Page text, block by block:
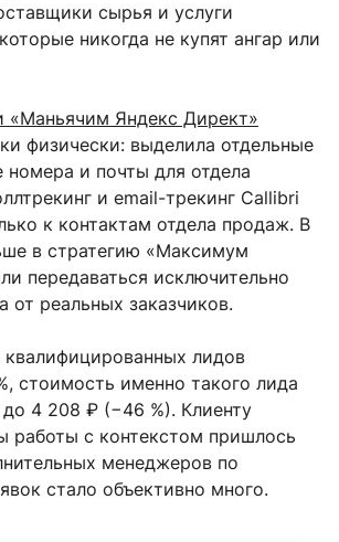
сырья и услуги
никогда не купят ангар или
«Маньячим Яндекс Директ»
физически: выделила отдельные
и почты для отдела
и email-трекинг Callibri
к контактам отдела продаж. В
в стратегию «Максимум
передаваться исключительно
от реальных заказчиков.
квалифицированных лидов
стоимость именно такого лида
4 208 ₽ (−46 %). Клиенту
работы с контекстом пришлось
менеджеров по
стало объективно много.